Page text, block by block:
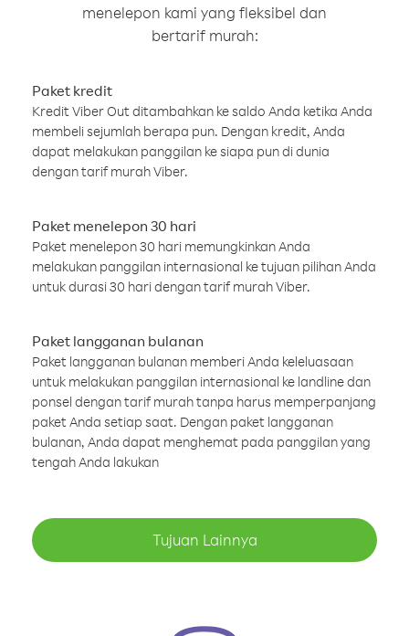
menelepon kami yang fleksibel dan
bertarif murah:
Paket kredit
Kredit Viber Out ditambahkan ke saldo Anda ketika Anda
membeli sejumlah berapa pun. Dengan kredit, Anda
dapat melakukan panggilan ke siapa pun di dunia
dengan tarif murah Viber.
Paket menelepon 30 hari
Paket menelepon 30 hari memungkinkan Anda
melakukan panggilan internasional ke tujuan pilihan Anda
untuk durasi 30 hari dengan tarif murah Viber.
Paket langganan bulanan
Paket langganan bulanan memberi Anda keleluasaan
untuk melakukan panggilan internasional ke landline dan
ponsel dengan tarif murah tanpa harus memperpanjang
paket Anda setiap saat. Dengan paket langganan
bulanan, Anda dapat menghemat pada panggilan yang
tengah Anda lakukan
Tujuan Lainnya